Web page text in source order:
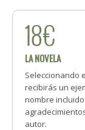
18€
LA NOVELA
Seleccionando
recibirás un
nombre
autor.